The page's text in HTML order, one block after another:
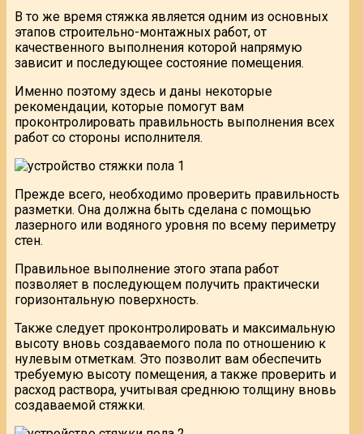
В то же время стяжка является одним из основных
этапов строительно-монтажных работ, от
качественного выполнения которой напрямую
зависит и последующее состояние помещения.
Именно поэтому здесь и даны некоторые
рекомендации, которые помогут вам
проконтролировать правильность выполнения всех
работ со стороны исполнителя.
Прежде всего, необходимо проверить правильность
разметки. Она должна быть сделана с помощью
лазерного или водяного уровня по всему периметру
стен.
Правильное выполнение этого этапа работ
позволяет в последующем получить практически
горизонтальную поверхность.
Также следует проконтролировать и максимальную
высоту вновь создаваемого пола по отношению к
нулевым отметкам. Это позволит вам обеспечить
требуемую высоту помещения, а также проверить и
расход раствора, учитывая среднюю толщину вновь
создаваемой стяжки.